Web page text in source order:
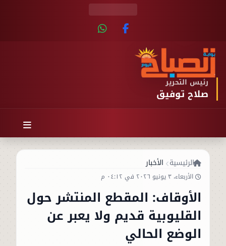
رئيس التحرير
صلاح توفيق
الرئيسية الأخبار
الأربعاء، ٣ يونيو ٢٠٢٦ في ٠٤:١٢ م
الأوقاف: المقطع المنتشر حول
القليوبية قديم ولا يعبر عن
الوضع الحالي